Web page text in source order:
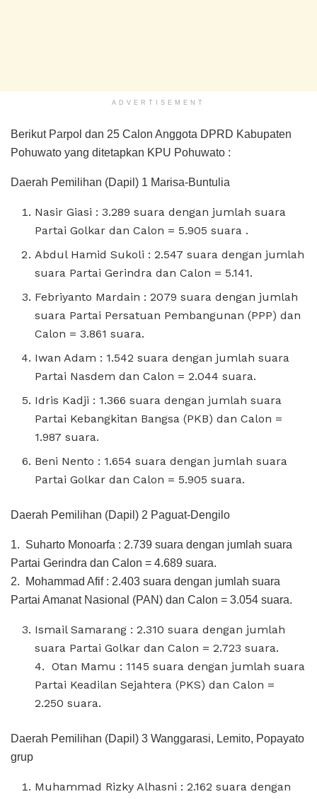
ADVERTISEMENT
Berikut Parpol dan 25 Calon Anggota DPRD Kabupaten
Pohuwato yang ditetapkan KPU Pohuwato :
Daerah Pemilihan (Dapil) 1 Marisa-Buntulia
Nasir Giasi : 3.289 suara dengan jumlah suara
Partai Golkar dan Calon = 5.905 suara .
Abdul Hamid Sukoli : 2.547 suara dengan jumlah
suara Partai Gerindra dan Calon = 5.141.
Febriyanto Mardain : 2079 suara dengan jumlah
suara Partai Persatuan Pembangunan (PPP) dan
Calon = 3.861 suara.
Iwan Adam : 1.542 suara dengan jumlah suara
Partai Nasdem dan Calon = 2.044 suara.
Idris Kadji : 1.366 suara dengan jumlah suara
Partai Kebangkitan Bangsa (PKB) dan Calon =
1.987 suara.
Beni Nento : 1.654 suara dengan jumlah suara
Partai Golkar dan Calon = 5.905 suara.
Daerah Pemilihan (Dapil) 2 Paguat-Dengilo
1. Suharto Monoarfa : 2.739 suara dengan jumlah suara
Partai Gerindra dan Calon = 4.689 suara.
2. Mohammad Afif : 2.403 suara dengan jumlah suara
Partai Amanat Nasional (PAN) dan Calon = 3.054 suara.
Ismail Samarang : 2.310 suara dengan jumlah
suara Partai Golkar dan Calon = 2.723 suara.
4. Otan Mamu : 1145 suara dengan jumlah suara
Partai Keadilan Sejahtera (PKS) dan Calon =
2.250 suara.
Daerah Pemilihan (Dapil) 3 Wanggarasi, Lemito, Popayato
grup
Muhammad Rizky Alhasni : 2.162 suara dengan